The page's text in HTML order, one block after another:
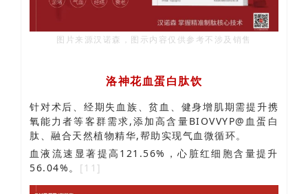
图片来源汉诺森，图示内容仅供参考不涉及销售
洛神花血蛋白肽饮
针对术后、经期失血族、贫血、健身增肌期需提升携
氧能力者等客群需求,添加高含量BIOVVYP@血蛋白
肽、融合天然植物精华,帮助实现气血微循环。
血液流速显著提高121.56%，心脏红细胞含量提升
56.04%。 [11]